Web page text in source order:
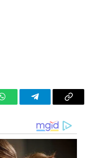
WhatsAppTelegramCopy